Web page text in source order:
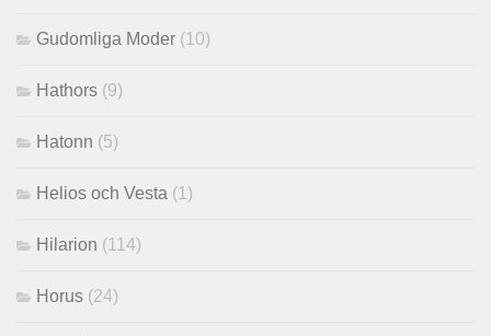
Gudomliga Moder (10)
Hathors (9)
Hatonn (5)
Helios och Vesta (1)
Hilarion (114)
Horus (24)